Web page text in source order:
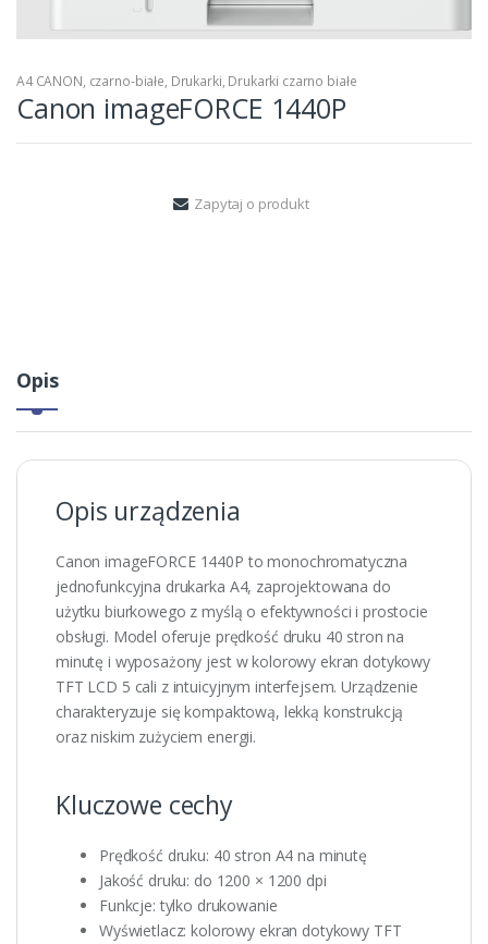
A4 CANON, czarno-białe, Drukarki, Drukarki czarno białe
Canon imageFORCE 1440P
Zapytaj o produkt
Opis
Opis urządzenia
Canon imageFORCE 1440P to monochromatyczna
jednofunkcyjna drukarka A4, zaprojektowana do
użytku biurkowego z myślą o efektywności i prostocie
obsługi. Model oferuje prędkość druku 40 stron na
minutę i wyposażony jest w kolorowy ekran dotykowy
TFT LCD 5 cali z intuicyjnym interfejsem. Urządzenie
charakteryzuje się kompaktową, lekką konstrukcją
oraz niskim zużyciem energii.
Kluczowe cechy
Prędkość druku: 40 stron A4 na minutę
Jakość druku: do 1200 × 1200 dpi
Funkcje: tylko drukowanie
Wyświetlacz: kolorowy ekran dotykowy TFT